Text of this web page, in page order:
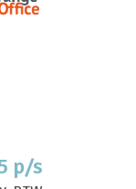
p/s